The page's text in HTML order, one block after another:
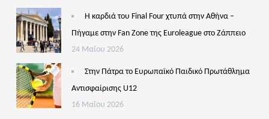
Η καρδιά του Final Four χτυπά στην Αθήνα –
Πήγαμε στην Fan Zone της Euroleague στο Ζάππειο
24 Μαΐου 2026
Στην Πάτρα το Ευρωπαϊκό Παιδικό Πρωτάθλημα
Αντισφαίρισης U12
16 Μαΐου 2026